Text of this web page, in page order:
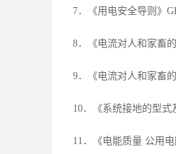
7．《用电安全导则》
8．《电流对人和家畜
9．《电流对人和家畜
10．《系统接地的型式
11．《电能质量 公用